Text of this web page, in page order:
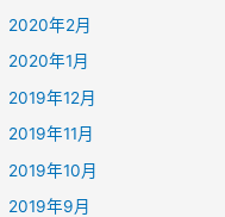
2020年2月
2020年1月
2019年12月
2019年11月
2019年10月
2019年9月